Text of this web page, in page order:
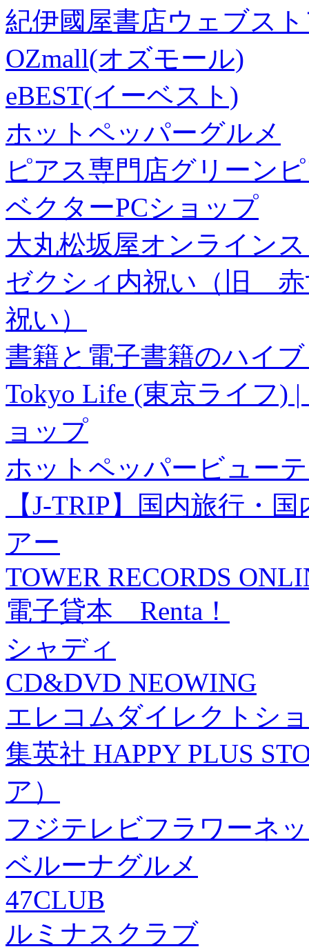
紀伊國屋書店ウェブス
OZmall(オズモール)
eBEST(イーベスト)
ホットペッパーグルメ
ピアス専門店グリーン
ベクターPCショップ
大丸松坂屋オンライン
ゼクシィ内祝い（旧 赤
祝い）
書籍と電子書籍のハイ
Tokyo Life (東京ライフ)
ョップ
ホットペッパービュー
【J-TRIP】国内旅行・
アー
TOWER RECORDS
電子貸本 Renta！
シャディ
CD&DVD NEOWING
エレコムダイレクトシ
集英社 HAPPY PLUS
ア）
フジテレビフラワーネ
ベルーナグルメ
47CLUB
ルミナスクラブ